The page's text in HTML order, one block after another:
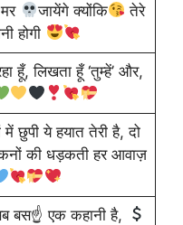
जायेंगे क्योंकि
तेरे
होगी
हूँ, लिखता हूँ ‘तुम्हें’ और,
छुपी ये हयात तेरी है, दो
की धड़कती हर आवाज़
बस☝ एक कहानी है,